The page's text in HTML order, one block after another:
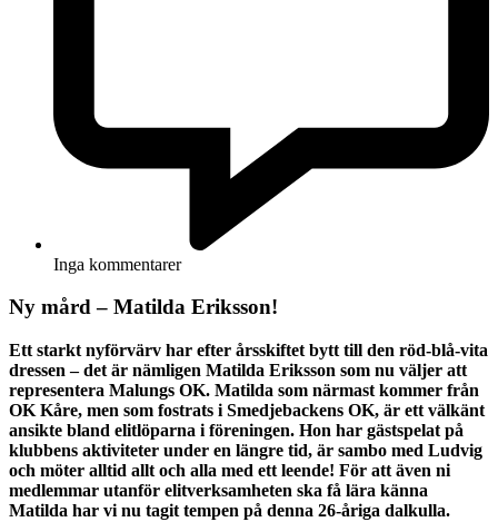
Inga kommentarer
Ny mård – Matilda Eriksson!
Ett starkt nyförvärv har efter årsskiftet bytt till den röd-blå-vita
dressen – det är nämligen Matilda Eriksson som nu väljer att
representera Malungs OK. Matilda som närmast kommer från
OK Kåre, men som fostrats i Smedjebackens OK, är ett välkänt
ansikte bland elitlöparna i föreningen. Hon har gästspelat på
klubbens aktiviteter under en längre tid, är sambo med Ludvig
och möter alltid allt och alla med ett leende! För att även ni
medlemmar utanför elitverksamheten ska få lära känna
Matilda har vi nu tagit tempen på denna 26-åriga dalkulla.